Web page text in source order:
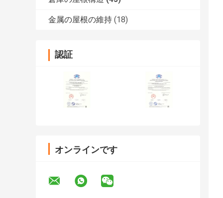
金属の屋根の維持 (18)
認証
オンラインです